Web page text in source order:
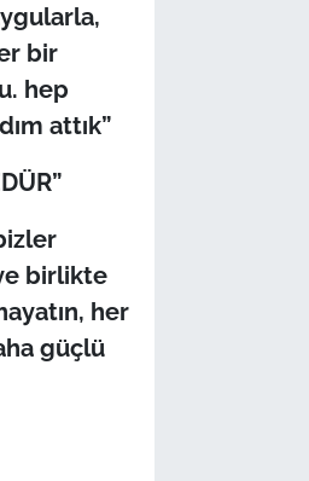
bir
hep
attık”
birlikte
her
güçlü